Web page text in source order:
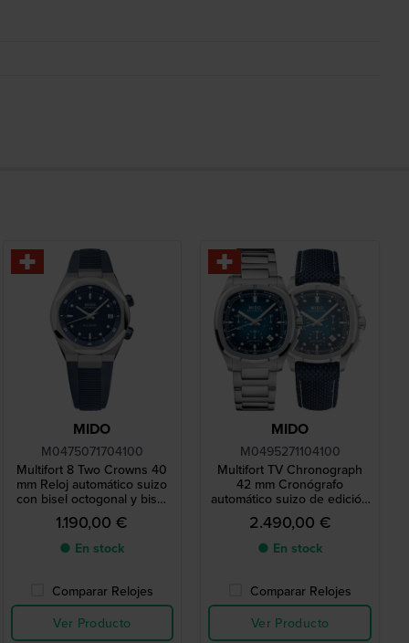
MIDO
M0475071704100
Multifort 8 Two Crowns 40
mm Reloj automático suizo
con bisel octogonal y bisel
giratorio interno
1.190,00 €
● En stock
Comparar Relojes
Ver Producto
MIDO
M0495271104100
Multifort TV Chronograph
42 mm Cronógrafo
automático suizo de edición
especial con caja de TV y
correa extra
2.490,00 €
● En stock
Comparar Relojes
Ver Producto